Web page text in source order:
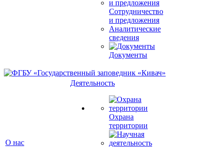
Сотрудничество
и предложения
Аналитические
сведения
Документы
О нас
Деятельность
Охрана
территории